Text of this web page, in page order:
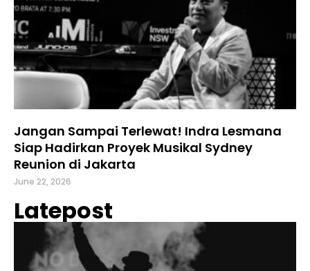
Jangan Sampai Terlewat! Indra Lesmana
Siap Hadirkan Proyek Musikal Sydney
Reunion di Jakarta
June 22, 2026
Latepost